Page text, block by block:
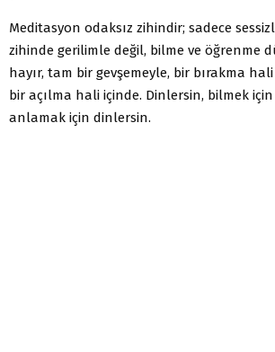
Meditasyon odaksız zihindir; sadece
zihinde gerilimle değil, bilme ve öğrenme
hayır, tam bir gevşemeyle, bir bırakma
bir açılma hali içinde. Dinlersin, bilmek
anlamak için dinlersin.